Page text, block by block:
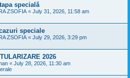
specială
ZSOFIA « July 31, 2026, 11:58 am
speciale
ZSOFIA « July 29, 2026, 3:29 pm
2026
« July 28, 2026, 11:30 am